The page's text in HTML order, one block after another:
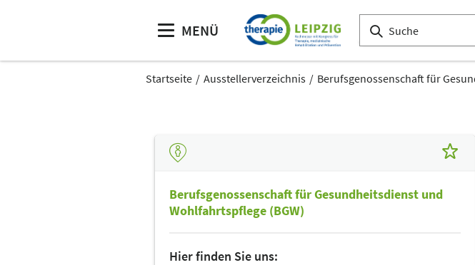
MENÜ
Startseite Ausstellerverzeichnis Berufsgenossenschaft für
Berufsgenossenschaft für Gesundheitsdienst und
Wohlfahrtspflege (BGW)
Hier finden Sie uns: